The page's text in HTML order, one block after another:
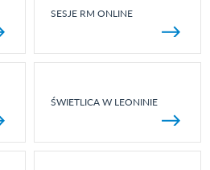
SESJE RM ONLINE
ŚWIETLICA W LEONINIE